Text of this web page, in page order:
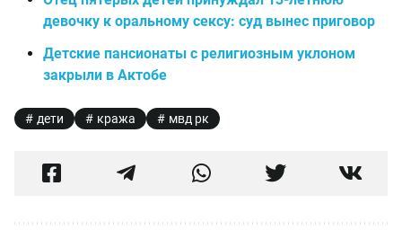
девочку к оральному сексу: суд вынес приговор
Детские пансионаты с религиозным уклоном
закрыли в Актобе
дети кража мвд рк